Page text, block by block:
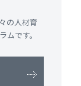
の人材育
です。